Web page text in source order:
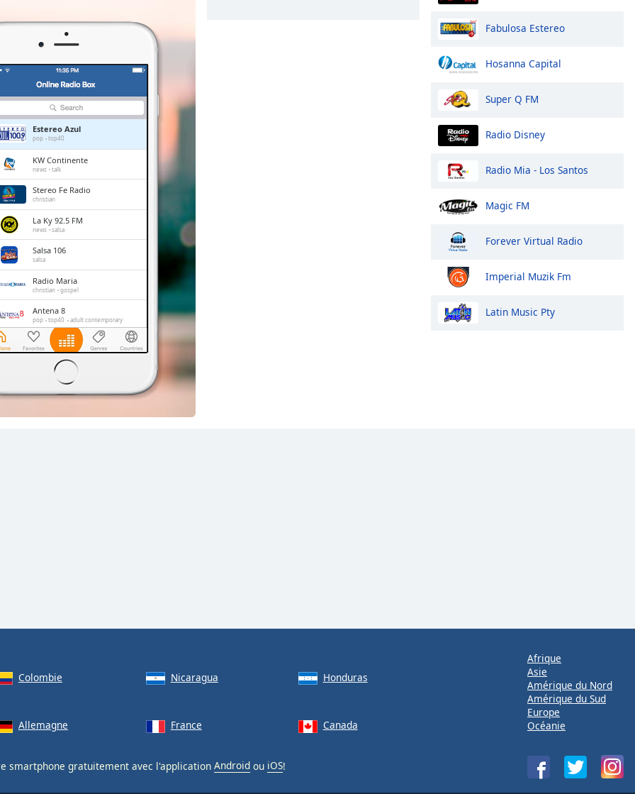
Estereo Azul
pop top40
KW Continente
news talk
Stereo Fe Radio
christian
La Ky 92.5 FM
news salsa
Salsa 106
salsa
Radio Maria
christian gospel
Antena 8
pop top40 adult contemporary
Decadas Solo Baladas
romantic balada
Visión Global Radio
Fabulosa Estereo
Hosanna Capital
Super Q FM
Radio Disney
Radio Mia - Los Santos
Magic FM
Forever Virtual Radio
Imperial Muzik Fm
Latin Music Pty
Colombie Nicaragua Honduras
Allemagne France Canada
smartphone gratuitement avec l'application Android ou iOS!
Afrique
Asie
Amérique du Nord
Amérique du Sud
Europe
Océanie